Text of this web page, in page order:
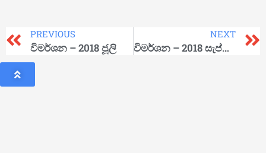
PREVIOUS
විමර්ශන – 2018 ජූලි
NEXT
විමර්ශන – 2018 සැප්තැම්බර්